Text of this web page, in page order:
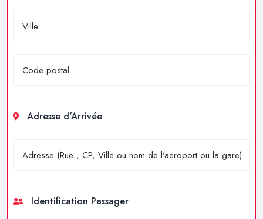
Adresse d'Arrivée
Identification Passager